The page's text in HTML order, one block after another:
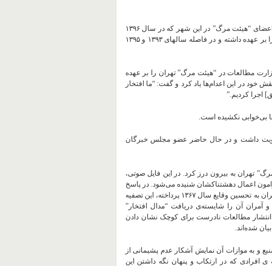
، و یکی دیگر از اعضای “هیئت مرگ” در این شهر که در سال ۱۳۹۶
نامزد انتخابات ریاست جمهوری شد. او مشاغل بلندمرتبه ‌ی متعدد دیگری را بر عهده داشته و در فاصله سالهای ۱۳۹۳ و ۱۳۹۵
مطالعات در “هیئت مرگ” تهران را بر عهده
اظهاراتی در شهریور ۱۳۹۵ با مباهات از نقش خود در این اعدام‌ها یاد کرد و گفت: “ما افتخار
اجرا کردیم.”
بی‌خوابی نکشیده است.
داشت و در حال حاضر عضو مجلس خبرگان
مرگ” تهران به بیرون درز کرد. در این فایل صوتی،
پیرامون اعمال دهشتناکشان شنیده می‌شود. در پاسخ
به واکنش شدید افکار عمومی در قبال این افشاگری، مقام‌های بلندپایه ‌ی ایران به تحسین وقایع سال ۱۳۶۷ پرداخته، این تصفیه
آمران آن را شایسته‌ی دریافت “مدال افتخار”
مطالعات نادرست برای کوچک نشان دادن
شده‌اند.
و به موازات آن نمایش آشکار عدم پشیمانی از
که در ارتکاب و پنهان نگه داشتن این